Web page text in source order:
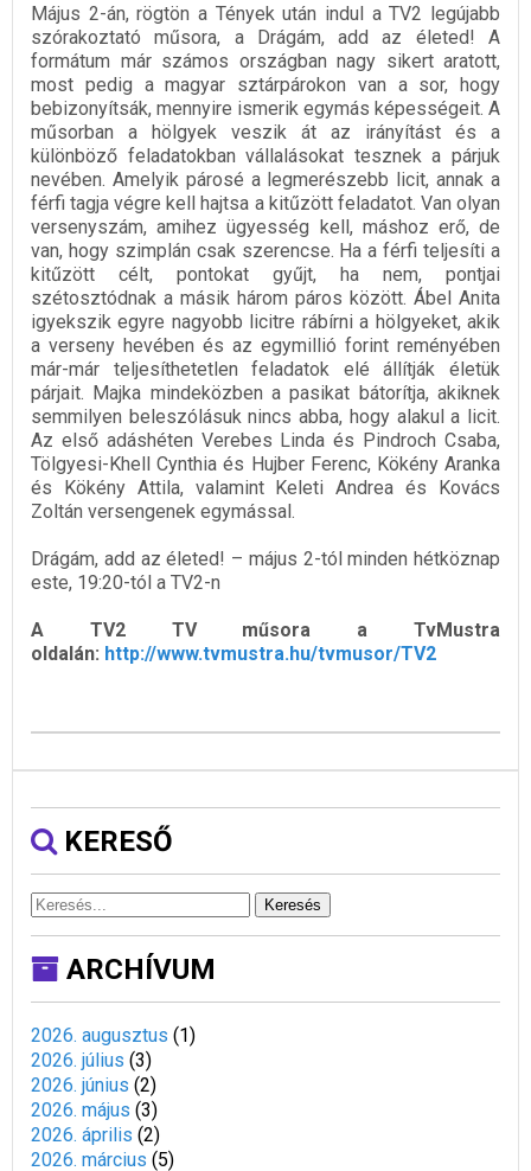
Május 2-án, rögtön a Tények után indul a TV2 legújabb
szórakoztató műsora, a Drágám, add az életed! A
formátum már számos országban nagy sikert aratott,
most pedig a magyar sztárpárokon van a sor, hogy
bebizonyítsák, mennyire ismerik egymás képességeit. A
műsorban a hölgyek veszik át az irányítást és a
különböző feladatokban vállalásokat tesznek a párjuk
nevében. Amelyik párosé a legmerészebb licit, annak a
férfi tagja végre kell hajtsa a kitűzött feladatot. Van olyan
versenyszám, amihez ügyesség kell, máshoz erő, de
van, hogy szimplán csak szerencse. Ha a férfi teljesíti a
kitűzött célt, pontokat gyűjt, ha nem, pontjai
szétosztódnak a másik három páros között. Ábel Anita
igyekszik egyre nagyobb licitre rábírni a hölgyeket, akik
a verseny hevében és az egymillió forint reményében
már-már teljesíthetetlen feladatok elé állítják életük
párjait. Majka mindeközben a pasikat bátorítja, akiknek
semmilyen beleszólásuk nincs abba, hogy alakul a licit.
Az első adáshéten Verebes Linda és Pindroch Csaba,
Tölgyesi-Khell Cynthia és Hujber Ferenc, Kökény Aranka
és Kökény Attila, valamint Keleti Andrea és Kovács
Zoltán versengenek egymással.
Drágám, add az életed! – május 2-tól minden hétköznap
este, 19:20-tól a TV2-n
A TV2 TV műsora a TvMustra
oldalán: http://www.tvmustra.hu/tvmusor/TV2
KERESŐ
Keresés
ARCHÍVUM
2026. augusztus (1)
2026. július (3)
2026. június (2)
2026. május (3)
2026. április (2)
2026. március (5)